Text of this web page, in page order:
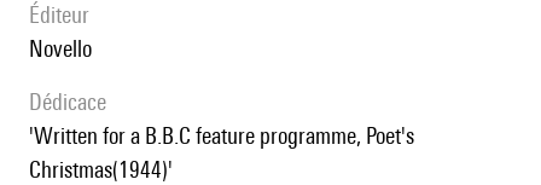
éditeur
Novello
Dédicace
'Written for a B.B.C feature programme, Poet's
Christmas(1944)'